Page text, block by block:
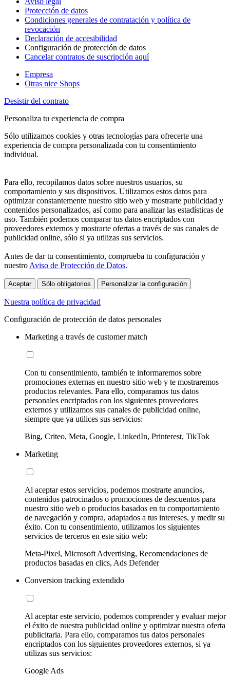
Protección de datos
Condiciones generales de contratación y política de
revocación
Declaración de accesibilidad
Configuración de protección de datos
Cancelar contratos de suscripción aquí
Empresa
Otras nice Shops
Desistir del contrato
Personaliza tu experiencia de compra
Sólo utilizamos cookies y otras tecnologías para ofrecerte una
experiencia de compra personalizada con tu consentimiento
individual.
Para ello, recopilamos datos sobre nuestros usuarios, su
comportamiento y sus dispositivos. Utilizamos estos datos para
optimizar constantemente nuestro sitio web y mostrarte publicidad y
contenidos personalizados, así como para analizar las estadísticas de
uso. También podemos comparar tus datos encriptados con
proveedores externos y mostrarte ofertas a través de sus canales de
publicidad online, sólo si ya utilizas sus servicios.
Antes de dar tu consentimiento, comprueba tu configuración y
nuestro Aviso de Protección de Datos.
Aceptar Sólo obligatorios Personalizar la configuración
Nuestra política de privacidad
Configuración de protección de datos personales
Marketing a través de customer match
Con tu consentimiento, también te informaremos sobre
promociones externas en nuestro sitio web y te mostraremos
productos relevantes. Para ello, comparamos tus datos
personales encriptados con los siguientes proveedores
externos y utilizamos sus canales de publicidad online,
siempre que ya utilices sus servicios:
Bing, Criteo, Meta, Google, LinkedIn, Printerest, TikTok
Marketing
Al aceptar estos servicios, podemos mostrarte anuncios,
contenidos patrocinados o promociones de descuentos para
nuestro sitio web o productos basados en tu comportamiento
de navegación y compra, adaptados a tus intereses, y medir su
éxito. Con tu consentimiento, utilizamos los siguientes
servicios de terceros en este sitio web:
Meta-Pixel, Microsoft Advertising, Recomendaciones de
productos basadas en clics, Ads Defender
Conversion tracking extendido
Al aceptar este servicio, podemos comprender y evaluar mejor
el éxito de nuestra publicidad online y optimizar nuestra oferta
publicitaria. Para ello, comparamos tus datos personales
encriptados con los siguientes proveedores externos, si ya
utilizas sus servicios:
Google Ads